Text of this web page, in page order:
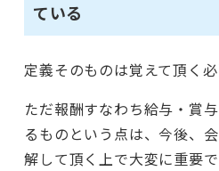
ている
定義そのものは覚えて頂く必
ただ報酬すなわち給与・賞
るものという点は、今後、
解して頂く上で大変に重要で